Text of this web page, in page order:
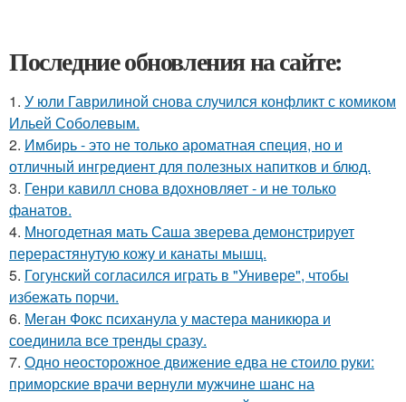
Последние обновления на сайте:
1. У юли Гаврилиной снова случился конфликт с комиком
Ильей Соболевым.
2. Имбирь - это не только ароматная специя, но и
отличный ингредиент для полезных напитков и блюд.
3. Генри кавилл снова вдохновляет - и не только
фанатов.
4. Многодетная мать Саша зверева демонстрирует
перерастянутую кожу и канаты мышц.
5. Гогунский согласился играть в "Универе", чтобы
избежать порчи.
6. Меган Фокс психанула у мастера маникюра и
соединила все тренды сразу.
7. Одно неосторожное движение едва не стоило руки:
приморские врачи вернули мужчине шанс на